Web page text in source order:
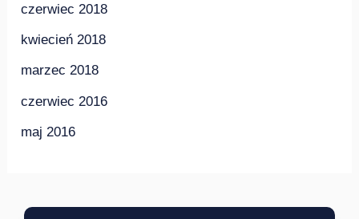
czerwiec 2018
kwiecień 2018
marzec 2018
czerwiec 2016
maj 2016